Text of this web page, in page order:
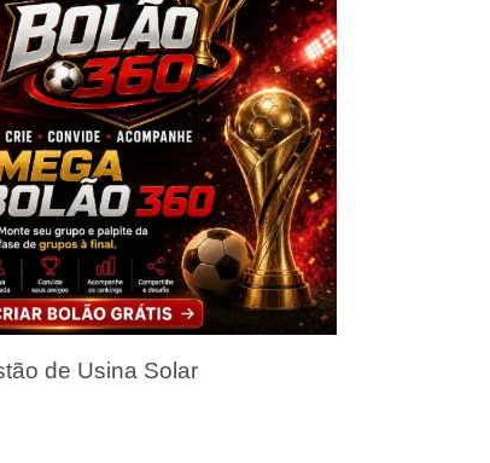
de Usina Solar